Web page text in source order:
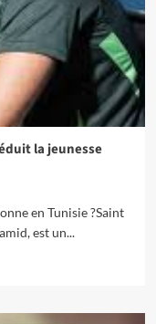
la jeunesse
en Tunisie ?Saint
est un...